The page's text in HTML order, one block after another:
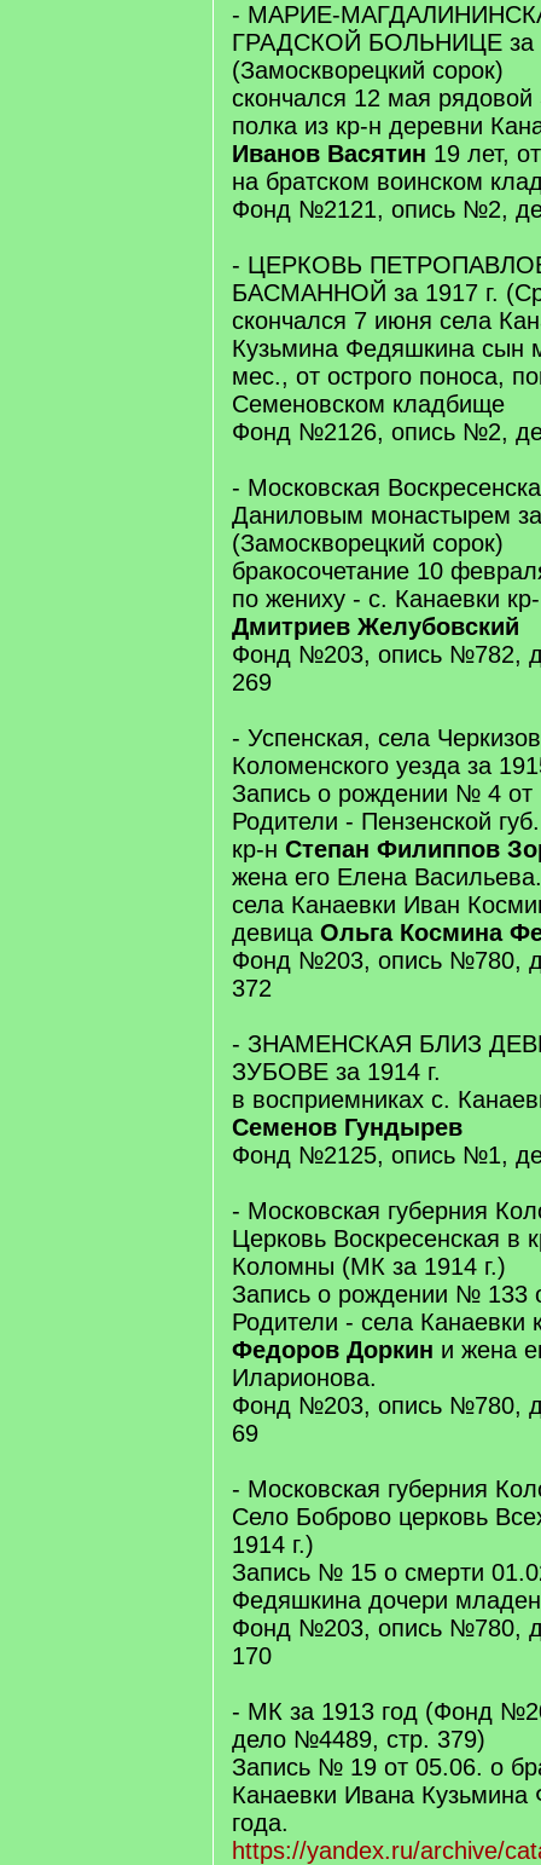
- МАРИЕ-
ГРАДСКОЙ БОЛЬНИЦЕ за
(Замоскворецкий сорок)
скончался 12 мая рядовой
полка из кр-н деревни
Иванов Васятин 19 лет,
на братском воинском
Фонд №2121, опись №2,
- ЦЕРКОВЬ
БАСМАННОЙ за 1917 г.
скончался 7 июня села
Кузьмина Федяшкина сын
мес., от острого поноса,
Семеновском кладбище
Фонд №2126, опись №2,
- Московская
Даниловым монастырем за
(Замоскворецкий сорок)
бракосочетание 10
по жениху - с. Канаевки
Дмитриев Желубовский
Фонд №203, опись №782,
269
- Успенская, села
Коломенского уезда за
Запись о рождении № 4 от
Родители - Пензенской
кр-н Степан Филиппов
жена его Елена
села Канаевки Иван
девица Ольга Космина
Фонд №203, опись №780,
372
- ЗНАМЕНСКАЯ БЛИЗ
ЗУБОВЕ за 1914 г.
в восприемниках с.
Семенов Гундырев
Фонд №2125, опись №1,
- Московская губерния
Церковь Воскресенская в
Коломны (МК за 1914 г.)
Запись о рождении № 133
Родители - села Канаевки
Федоров Доркин и жена
Иларионова.
Фонд №203, опись №780,
69
- Московская губерния
Село Боброво церковь
1914 г.)
Запись № 15 о смерти
Федяшкина дочери
Фонд №203, опись №780,
170
- МК за 1913 год (Фонд
дело №4489, стр. 379)
Запись № 19 от 05.06. о
Канаевки Ивана
года.
https://yandex.ru/archive/